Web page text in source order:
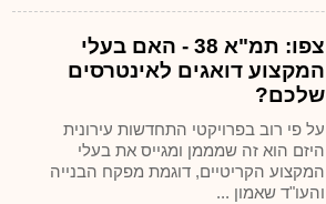
צפו: תמ"א 38 - האם בעלי
המקצוע דואגים לאינטרסים
שלכם?
על פי רוב בפרויקטי התחדשות עירונית
היזם הוא זה שמממן ומגייס את בעלי
המקצוע הקריטיים, דוגמת מפקח הבנייה
והעו"ד שאמון ...